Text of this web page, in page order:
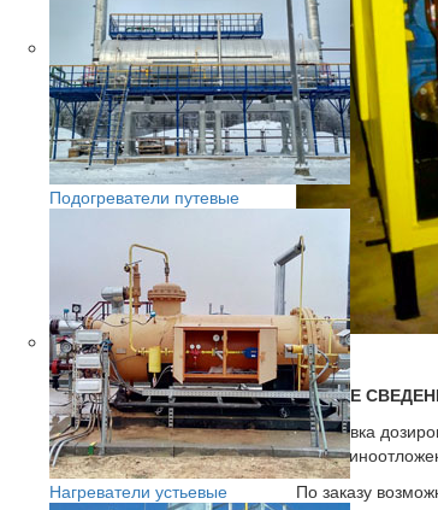
ОБЩИЕ
Установка
По заказу
Подогреватели путевые
Нагреватели устьевые